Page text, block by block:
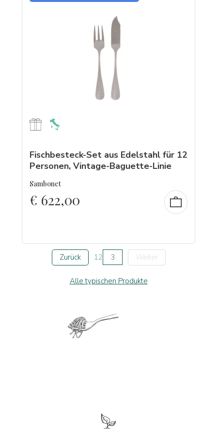
Fischbesteck-Set aus Edelstahl für 12
Personen, Vintage-Baguette-Linie
Sambonet
€ 622,00
Zurück 12 3 Weiter
Alle typischen Produkte